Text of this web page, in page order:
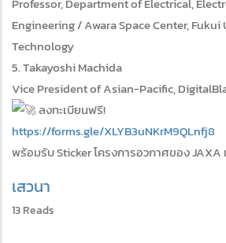
Engineering / Awara Space Center,
Technology
5. Takayoshi Machida
Vice President of Asian-Pacific,
ลงทะเบียนฟรี!
https://forms.gle/XLYB3uNKrM9QLnfj8
พร้อมรับ Sticker โครงการอวกาศของ JAXA
เสวนา
13 Reads